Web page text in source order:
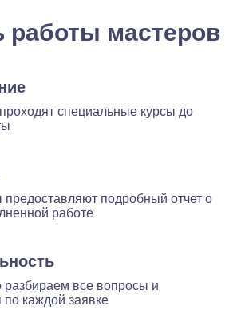
работы мастеров
специальные курсы до
подробный отчет о
работе
все вопросы и
каждой заявке